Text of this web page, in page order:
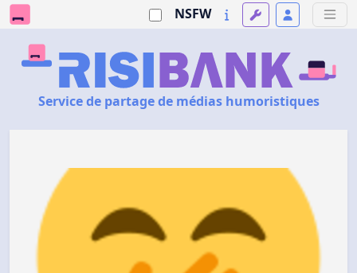
NSFW
Service de partage de médias humoristiques